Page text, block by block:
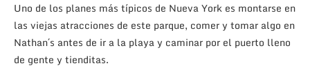
Uno de los planes más típicos de Nueva York es montarse en
las viejas atracciones de este parque, comer y tomar algo en
Nathan´s antes de ir a la playa y caminar por el puerto lleno
de gente y tienditas.